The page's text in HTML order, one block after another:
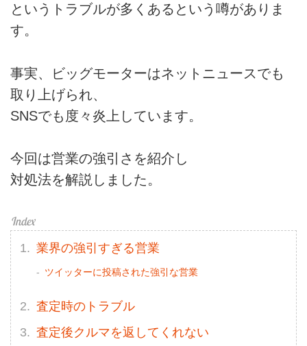
というトラブルが多くあるという噂がありま
す。
事実、ビッグモーターはネットニュースでも
取り上げられ、
SNSでも度々炎上しています。
今回は営業の強引さを紹介し
対処法を解説しました。
業界の強引すぎる営業
ツイッターに投稿された強引な営業
査定時のトラブル
査定後クルマを返してくれない